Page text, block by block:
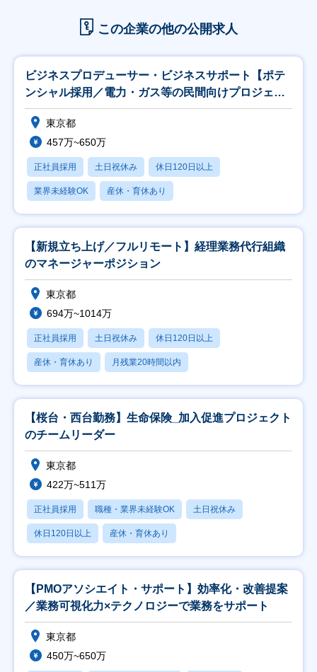
この企業の他の公開求人
ビジネスプロデューサー・ビジネスサポート【ポテ
ンシャル採用／電力・ガス等の民間向けプロジェク
ト推進】
東京都
457万~650万
正社員採用 土日祝休み 休日120日以上
業界未経験OK 産休・育休あり
【新規立ち上げ／フルリモート】経理業務代行組織
のマネージャーポジション
東京都
694万~1014万
正社員採用 土日祝休み 休日120日以上
産休・育休あり 月残業20時間以内
【桜台・西台勤務】生命保険_加入促進プロジェクト
のチームリーダー
東京都
422万~511万
正社員採用 職種・業界未経験OK 土日祝休み
休日120日以上 産休・育休あり
【PMOアソシエイト・サポート】効率化・改善提案
／業務可視化力×テクノロジーで業務をサポート
東京都
450万~650万